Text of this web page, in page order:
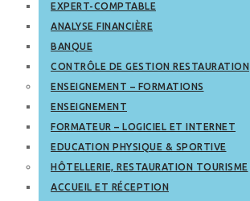
EXPERT-COMPTABLE
ANALYSE FINANCIÈRE
BANQUE
CONTRÔLE DE GESTION RESTAURATION
ENSEIGNEMENT – FORMATIONS
ENSEIGNEMENT
FORMATEUR – LOGICIEL ET INTERNET
EDUCATION PHYSIQUE & SPORTIVE
HÔTELLERIE, RESTAURATION TOURISME
ACCUEIL ET RÉCEPTION